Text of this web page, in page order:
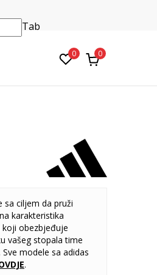
prodavnici po vašem
Tab
0 0
sa ciljem da pruži
karakteristika
obezbjeđuje
vašeg stopala time
modele sa adidas
.